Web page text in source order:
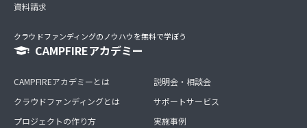
資料請求
クラウドファンディングのノウハウを無料で学ぼう
CAMPFIREアカデミー
CAMPFIREアカデミーとは
クラウドファンディングとは
プロジェクトの作り方
説明会・相談会
サポートサービス
実施事例